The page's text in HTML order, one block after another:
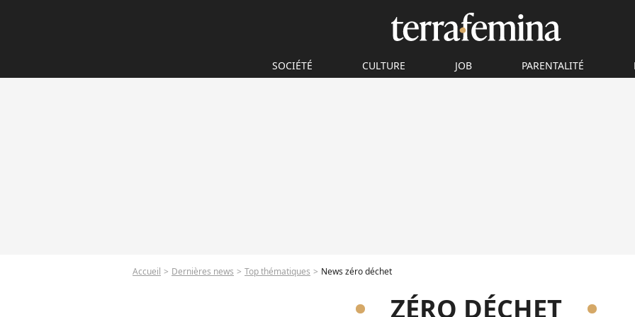
SOCIÉTÉ CULTURE JOB PARENTALITÉ
Accueil Dernières news Top thématiques News zéro déchet
ZÉRO DÉCHET